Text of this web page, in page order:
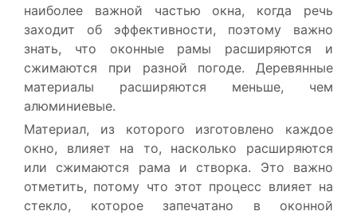
наиболее важной частью окна, когда речь
заходит об эффективности, поэтому важно
знать, что оконные рамы расширяются и
сжимаются при разной погоде. Деревянные
материалы расширяются меньше, чем
алюминиевые.
Материал, из которого изготовлено каждое
окно, влияет на то, насколько расширяются
или сжимаются рама и створка. Это важно
отметить, потому что этот процесс влияет на
стекло, которое запечатано в оконной